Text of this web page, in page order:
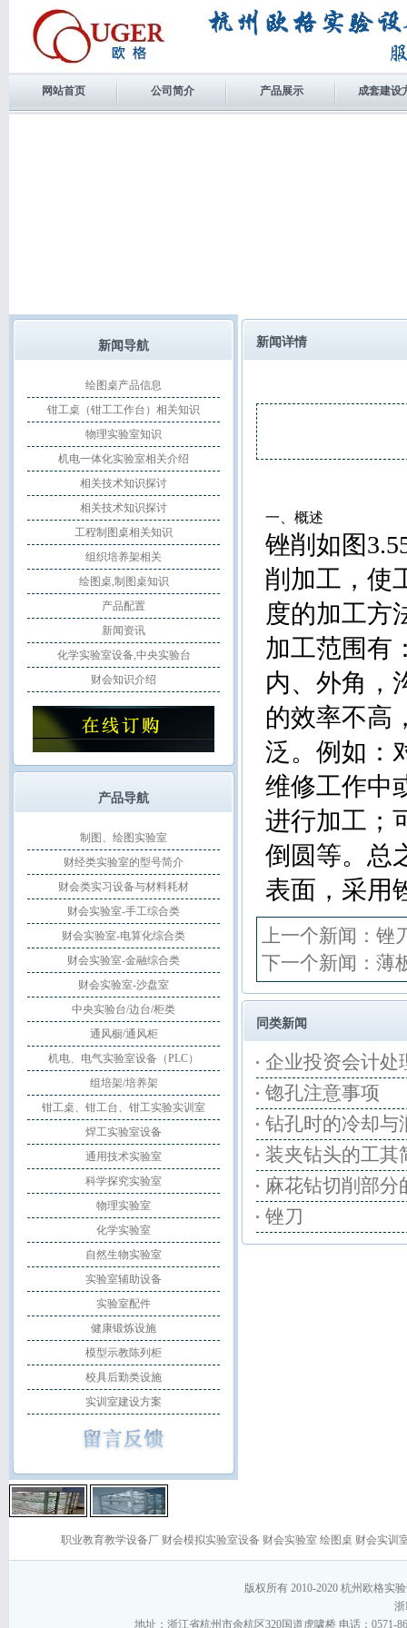
网站首页 公司简介 产品展示 成套建设
新闻导航
绘图桌产品信息
钳工桌（钳工工作台）相关知识
物理实验室知识
机电一体化实验室相关介绍
相关技术知识探讨
相关技术知识探讨
工程制图桌相关知识
组织培养架相关
绘图桌,制图桌知识
产品配置
新闻资讯
化学实验室设备,中央实验台
财会知识介绍
产品导航
制图、绘图实验室
财经类实验室的型号简介
财会类实习设备与材料耗材
财会实验室-手工综合类
财会实验室-电算化综合类
财会实验室-金融综合类
财会实验室-沙盘室
中央实验台/边台/柜类
通风橱/通风柜
机电、电气实验室设备（PLC）
组培架/培养架
钳工桌、钳工台、钳工实验实训室
焊工实验室设备
通用技术实验室
科学探究实验室
物理实验室
化学实验室
自然生物实验室
实验室辅助设备
实验室配件
健康锻炼设施
模型示教陈列柜
校具后勤类设施
实训室建设方案
新闻详情
一、概述
锉削如图
削加工，使
度的加工方
加工范围有
内、外角，
的效率不高
泛。例如：
维修工作中
进行加工；
倒圆等。总
表面，采用
上一个新闻： 锉
下一个新闻： 薄
同类新闻
企业投资会计处
锪孔注意事项
钻孔时的冷却与
装夹钻头的工其
麻花钻切削部分
锉刀
职业教育教学设备厂 财会模拟实验室设备 财会实验室 绘图桌 财会实训
版权所有 2010-2020 杭州欧格实
浙
地址：浙江省杭州市余杭区320国道虎啸桥 电话：0571-